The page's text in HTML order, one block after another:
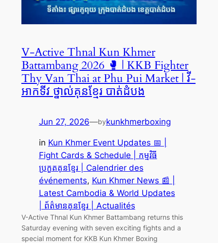
V-Active Thnal Kun Khmer
Battambang 2026 🥊 | KKB Fighter
Thy Van Thai at Phu Pui Market | វី-
អាកទីវ ថ្នាល់គុនខ្មែរ បាត់ដំបង
Jun 27, 2026—bykunkhmerboxing
in Kun Khmer Event Updates 📅 |
Fight Cards & Schedule | កម្មវិធី
ប្រកួតគុនខ្មែរ | Calendrier des
événements, Kun Khmer News 📰 |
Latest Cambodia & World Updates
| ព័ត៌មានគុនខ្មែរ | Actualités
V-Active Thnal Kun Khmer Battambang returns this
Saturday evening with seven exciting fights and a
special moment for KKB Kun Khmer Boxing